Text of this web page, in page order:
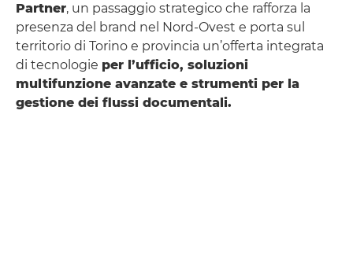
Partner, un passaggio strategico che rafforza la
presenza del brand nel Nord-Ovest e porta sul
territorio di Torino e provincia un’offerta integrata
di tecnologie per l’ufficio, soluzioni
multifunzione avanzate e strumenti per la
gestione dei flussi documentali.